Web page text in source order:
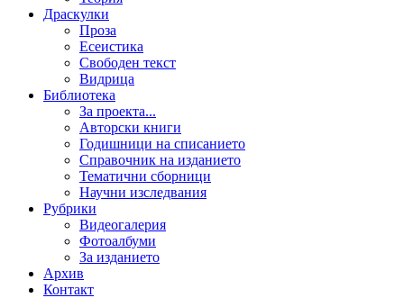
Драскулки
Проза
Есеистика
Свободен текст
Видрица
Библиотека
За проекта...
Авторски книги
Годишници на списанието
Справочник на изданието
Тематични сборници
Научни изследвания
Рубрики
Видеогалерия
Фотоалбуми
За изданието
Архив
Контакт